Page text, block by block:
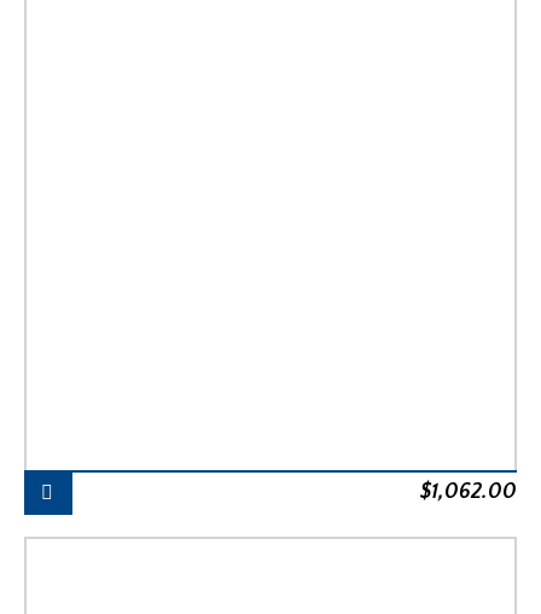
$1,062.00